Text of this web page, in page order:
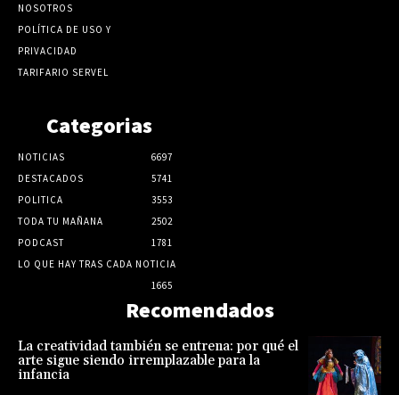
NOSOTROS
POLÍTICA DE USO Y
PRIVACIDAD
TARIFARIO SERVEL
Categorias
NOTICIAS
6697
DESTACADOS
5741
POLITICA
3553
TODA TU MAÑANA
2502
PODCAST
1781
LO QUE HAY TRAS CADA NOTICIA
1665
Recomendados
La creatividad también se entrena: por qué el
arte sigue siendo irremplazable para la
infancia